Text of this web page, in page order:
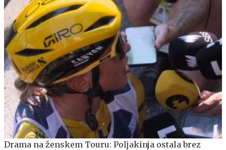
Drama na ženskem Touru: Poljakinja ostala brez